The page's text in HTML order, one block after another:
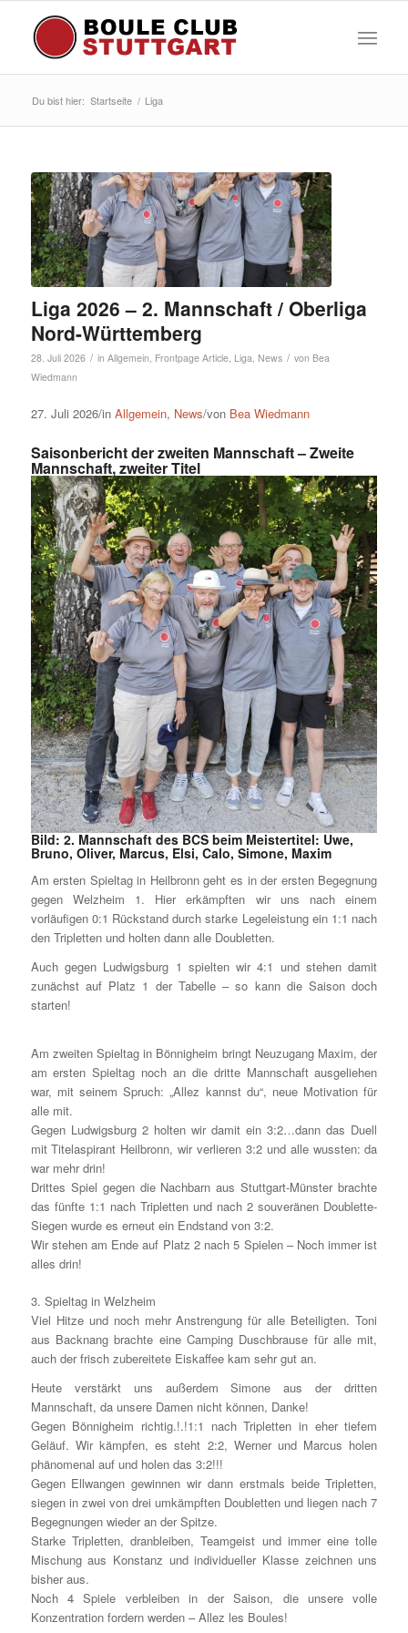
Du bist hier: Startseite / Liga
Liga 2026 – 2. Mannschaft / Oberliga
Nord-Württemberg
28. Juli 2026 / in Allgemein Frontpage Article, Liga News / von Bea
Wiedmann
27. Juli 2026/in Allgemein, News/von Bea Wiedmann
Saisonbericht der zweiten Mannschaft – Zweite
Mannschaft, zweiter Titel
Bild: 2. Mannschaft des BCS beim Meistertitel: Uwe,
Bruno, Oliver, Marcus, Elsi, Calo, Simone, Maxim
Am ersten Spieltag in Heilbronn geht es in der ersten Begegnung
gegen Welzheim 1. Hier erkämpften wir uns nach einem
vorläufigen 0:1 Rückstand durch starke Legeleistung ein 1:1 nach
den Tripletten und holten dann alle Doubletten.
Auch gegen Ludwigsburg 1 spielten wir 4:1 und stehen damit
zunächst auf Platz 1 der Tabelle – so kann die Saison doch
starten!
Am zweiten Spieltag in Bönnigheim bringt Neuzugang Maxim, der
am ersten Spieltag noch an die dritte Mannschaft ausgeliehen
war, mit seinem Spruch: „Allez kannst du“, neue Motivation für
alle mit.
Gegen Ludwigsburg 2 holten wir damit ein 3:2…dann das Duell
mit Titelaspirant Heilbronn, wir verlieren 3:2 und alle wussten: da
war mehr drin!
Drittes Spiel gegen die Nachbarn aus Stuttgart-Münster brachte
das fünfte 1:1 nach Tripletten und nach 2 souveränen Doublette-
Siegen wurde es erneut ein Endstand von 3:2.
Wir stehen am Ende auf Platz 2 nach 5 Spielen – Noch immer ist
alles drin!
3. Spieltag in Welzheim
Viel Hitze und noch mehr Anstrengung für alle Beteiligten. Toni
aus Backnang brachte eine Camping Duschbrause für alle mit,
auch der frisch zubereitete Eiskaffee kam sehr gut an.
Heute verstärkt uns außerdem Simone aus der dritten
Mannschaft, da unsere Damen nicht können, Danke!
Gegen Bönnigheim richtig.!.!1:1 nach Tripletten in eher tiefem
Geläuf. Wir kämpfen, es steht 2:2, Werner und Marcus holen
phänomenal auf und holen das 3:2!!!
Gegen Ellwangen gewinnen wir dann erstmals beide Tripletten,
siegen in zwei von drei umkämpften Doubletten und liegen nach 7
Begegnungen wieder an der Spitze.
Starke Tripletten, dranbleiben, Teamgeist und immer eine tolle
Mischung aus Konstanz und individueller Klasse zeichnen uns
bisher aus.
Noch 4 Spiele verbleiben in der Saison, die unsere volle
Konzentration fordern werden – Allez les Boules!